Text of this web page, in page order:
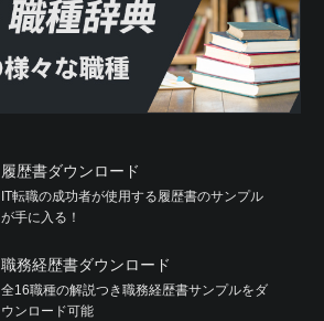
履歴書ダウンロード
IT転職の成功者が使用する履歴書のサンプル
が手に入る！
職務経歴書ダウンロード
全16職種の解説つき職務経歴書サンプルをダ
ウンロード可能